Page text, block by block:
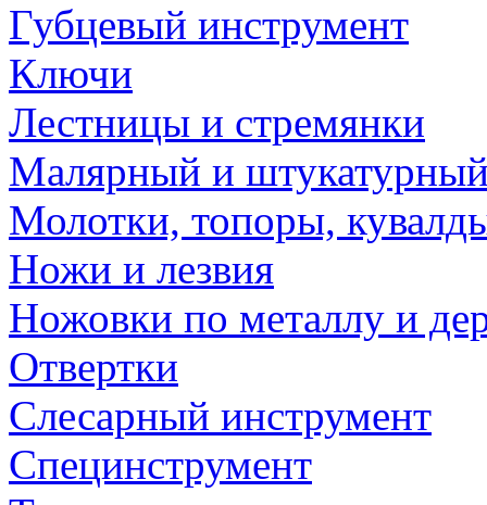
Губцевый инструмент
Ключи
Лестницы и стремянки
Малярный и
Молотки, топоры,
Ножи и лезвия
Ножовки по металлу и
Отвертки
Слесарный инструмент
Специнструмент